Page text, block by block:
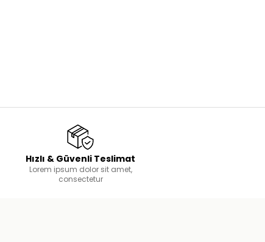
Hızlı & Güvenli Teslimat
Lorem ipsum dolor sit amet,
consectetur